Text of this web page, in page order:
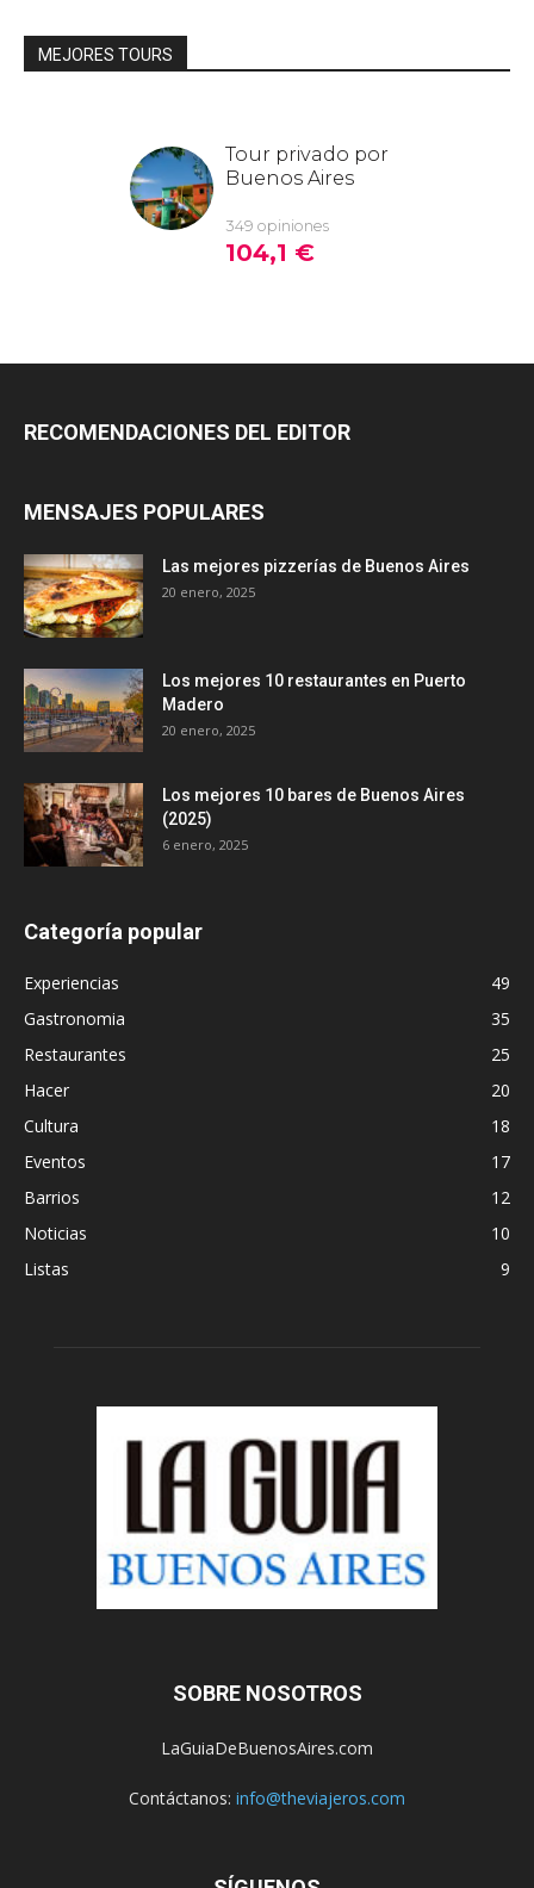
MEJORES TOURS
RECOMENDACIONES DEL EDITOR
MENSAJES POPULARES
Las mejores pizzerías de Buenos Aires
20 enero, 2025
Los mejores 10 restaurantes en Puerto
Madero
20 enero, 2025
Los mejores 10 bares de Buenos Aires
(2025)
6 enero, 2025
Categoría popular
Experiencias
49
Gastronomia
35
Restaurantes
25
Hacer
20
Cultura
18
Eventos
17
Barrios
12
Noticias
10
Listas
9
SOBRE NOSOTROS
LaGuiaDeBuenosAires.com
Contáctanos: info@theviajeros.com